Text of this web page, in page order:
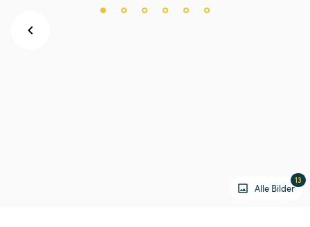
Alle Bilder
13